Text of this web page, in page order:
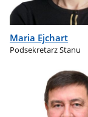
Maria Ejchart
Podsekretarz Stanu